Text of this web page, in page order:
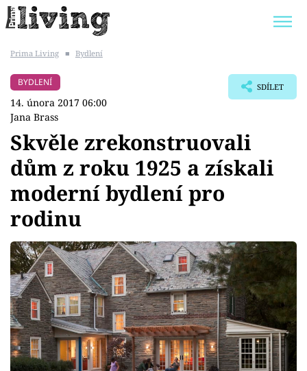
BYDLENÍ SLAVNÝCH
Témata
Bydlení
Zahrada
Design
Sledujte prima+
Přihlášení
Prima Living ■ Bydlení
BYDLENÍ
14. února 2017 06:00
Jana Brass
SDÍLET
Skvěle zrekonstruovali
dům z roku 1925 a získali
moderní bydlení pro
rodinu